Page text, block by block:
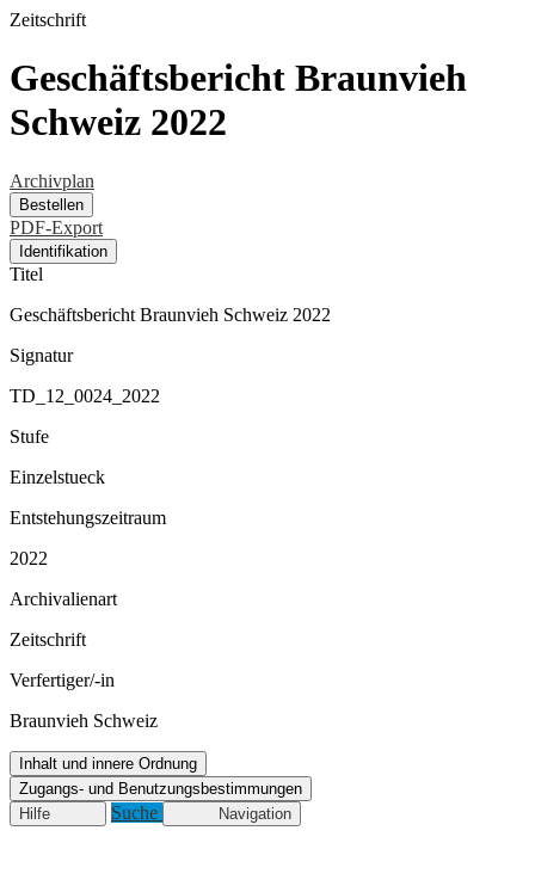
Zeitschrift
Geschäftsbericht Braunvieh
Schweiz 2022
Archivplan
Bestellen
PDF-Export
Identifikation
Titel
Geschäftsbericht Braunvieh Schweiz 2022
Signatur
TD_12_0024_2022
Stufe
Einzelstueck
Entstehungszeitraum
2022
Archivalienart
Zeitschrift
Verfertiger/-in
Braunvieh Schweiz
Inhalt und innere Ordnung
Zugangs- und Benutzungsbestimmungen
Hilfe
Suche Navigation